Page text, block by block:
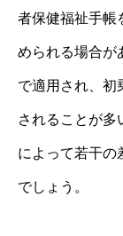
者保健福祉手帳
められる場合が
で適用され、初
されることが多
によって若干の
でしょう。